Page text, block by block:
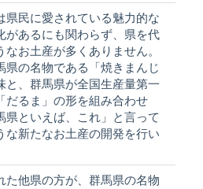
県民に愛されている魅力的な
があるにも関わらず、県を代
なお土産が多くありません。
県の名物である「焼きまんじ
と、群馬県が全国生産量第一
だるま」の形を組み合わせ
県といえば、これ」と言って
な新たなお土産の開発を行い
た他県の方が、群馬県の名物